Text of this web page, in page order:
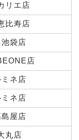
リエ店
比寿店
袋店
店
ネ店
ネ店
屋店
丸店